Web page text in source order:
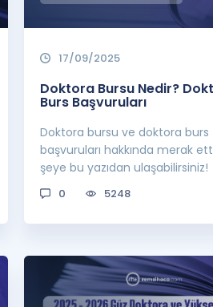
17/09/2025
Doktora Bursu Nedir?
Burs Başvuruları
Doktora bursu ve doktora burs
başvuruları hakkında merak
şeye bu yazıdan ulaşabilirsiniz!
0 5248